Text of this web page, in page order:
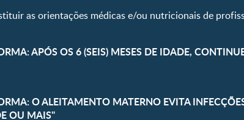
as orientações médicas e/ou nutricionais de
APÓS OS 6 (SEIS) MESES DE IDADE,
O ALEITAMENTO MATERNO EVITA
OU MAIS"